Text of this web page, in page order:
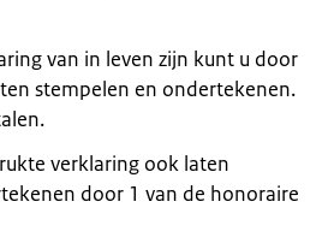
van in leven zijn kunt u door
stempelen en ondertekenen.
verklaring ook laten
door 1 van de honoraire